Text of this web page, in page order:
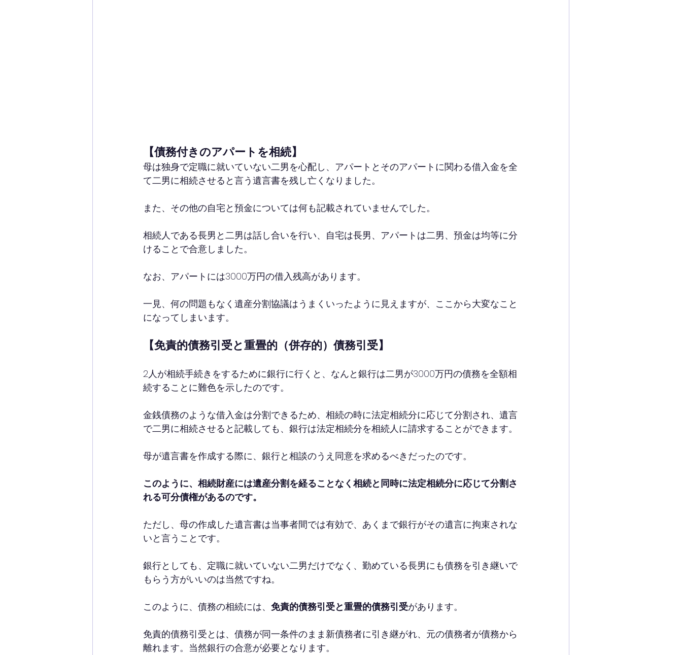
【債務付きのアパートを相続】
母は独身で定職に就いていない二男を心配し、アパートとそのアパートに関わる借入金を全
て二男に相続させると言う遺言書を残し亡くなりました。
また、その他の自宅と預金については何も記載されていませんでした。
相続人である長男と二男は話し合いを行い、自宅は長男、アパートは二男、預金は均等に分
けることで合意しました。
なお、アパートには3000万円の借入残高があります。
一見、何の問題もなく遺産分割協議はうまくいったように見えますが、ここから大変なこと
になってしまいます。
【免責的債務引受と重畳的（併存的）債務引受】
2人が相続手続きをするために銀行に行くと、なんと銀行は二男が3000万円の債務を全額相
続することに難色を示したのです。
金銭債務のような借入金は分割できるため、相続の時に法定相続分に応じて分割され、遺言
で二男に相続させると記載しても、銀行は法定相続分を相続人に請求することができます。
母が遺言書を作成する際に、銀行と相談のうえ同意を求めるべきだったのです。
このように、相続財産には遺産分割を経ることなく相続と同時に法定相続分に応じて分割さ
れる可分債権があるのです。
ただし、母の作成した遺言書は当事者間では有効で、あくまで銀行がその遺言に拘束されな
いと言うことです。
銀行としても、定職に就いていない二男だけでなく、勤めている長男にも債務を引き継いで
もらう方がいいのは当然ですね。
このように、債務の相続には、 免責的債務引受と重畳的債務引受があります。
免責的債務引受とは、債務が同一条件のまま新債務者に引き継がれ、元の債務者が債務から
離れます。当然銀行の合意が必要となります。